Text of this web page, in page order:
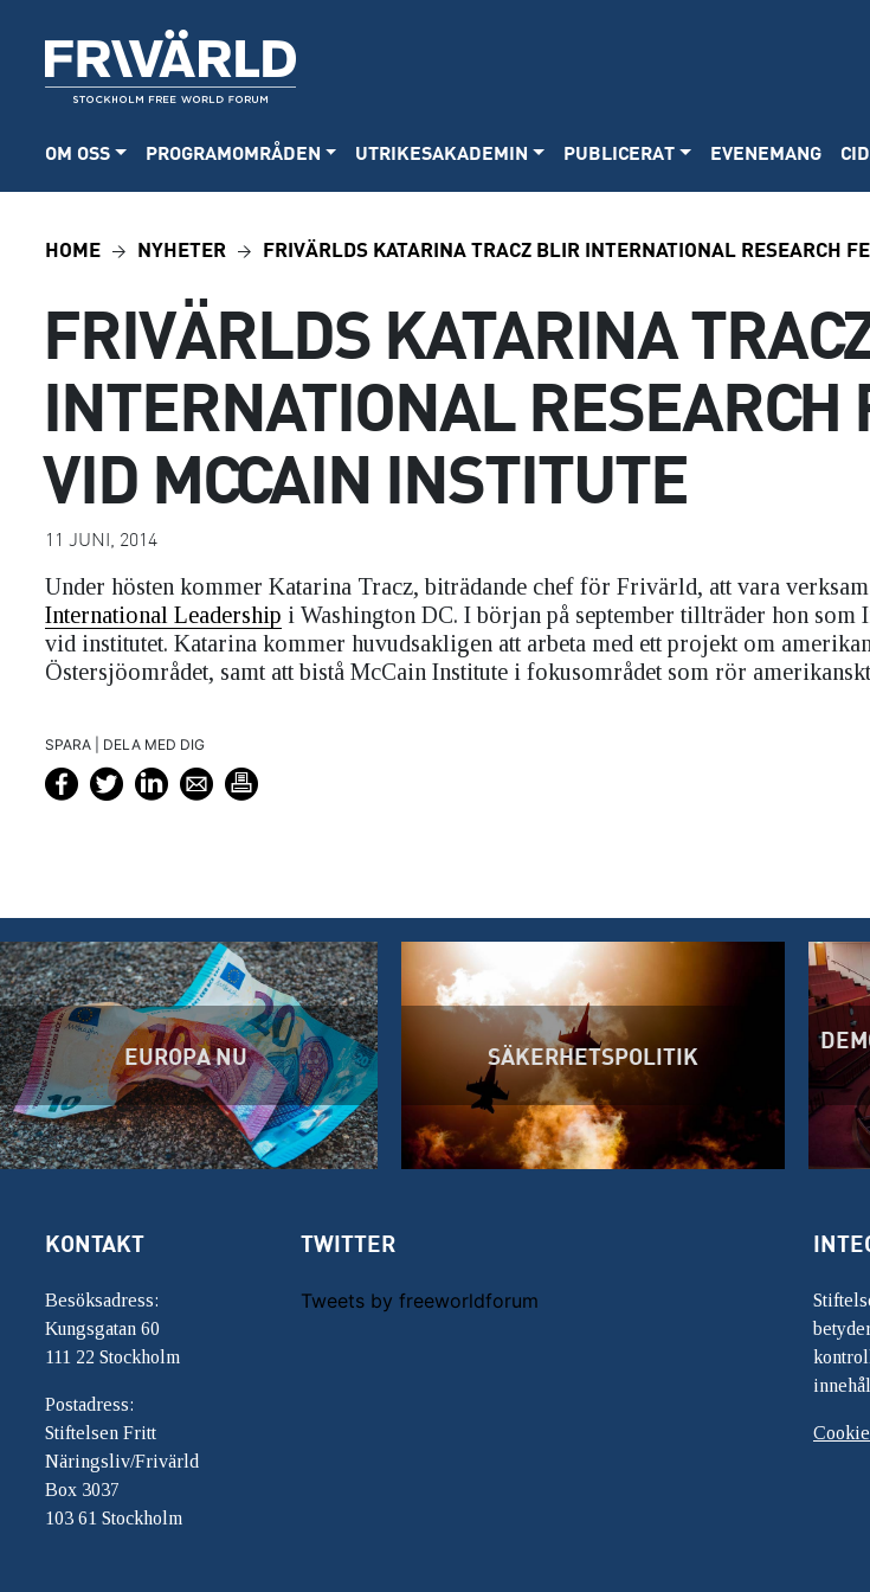
OM OSS PROGRAMOMRÅDEN UTRIKESAKADEMIN PUBLICERAT EVENEMANG
HOME NYHETER FRIVÄRLDS KATARINA TRACZ BLIR INTERNATIONAL RESEARCH
FRIVÄRLDS KATARINA
INTERNATIONAL RESEARCH
VID MCCAIN INSTITUTE
11 JUNI, 2014
Under hösten kommer Katarina Tracz, biträdande chef för Frivärld, att vara
International Leadership i Washington DC. I början på september tillträder hon som
vid institutet. Katarina kommer huvudsakligen att arbeta med ett projekt om
Östersjöområdet, samt att bistå McCain Institute i fokusområdet som rör
SPARA | DELA MED DIG
EUROPA NU SÄKERHETSPOLITIK
KONTAKT
Besöksadress:
Kungsgatan 60
111 22 Stockholm
Postadress:
Stiftelsen Fritt
Näringsliv/Frivärld
Box 3037
103 61 Stockholm
TWITTER
Tweets by freeworldforum